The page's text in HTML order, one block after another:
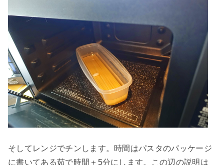
そしてレンジでチンします。時間はパスタのパッケージ
に書いてある茹で時間＋5分にします。この辺の説明は